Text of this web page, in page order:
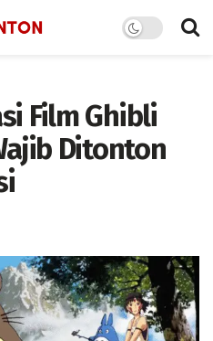
Film Ghibli
Ditonton